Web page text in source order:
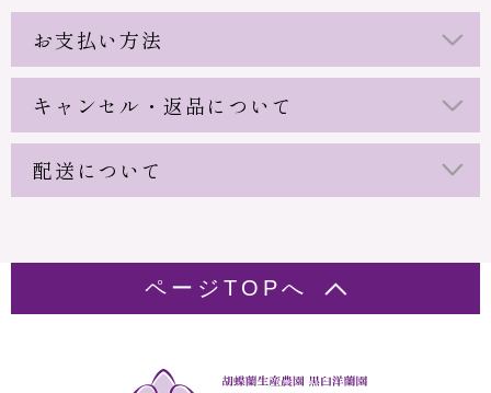
お支払い方法
キャンセル・返品について
配送について
ページTOPへ